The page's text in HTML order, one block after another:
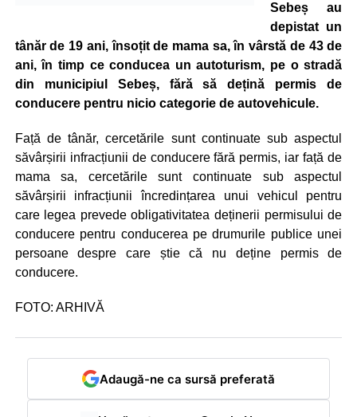
Sebeș au
depistat un
tânăr de 19 ani, însoțit de mama sa, în vârstă de 43 de
ani, în timp ce conducea un autoturism, pe o stradă
din municipiul Sebeș, fără să dețină permis de
conducere pentru nicio categorie de autovehicule.
Față de tânăr, cercetările sunt continuate sub aspectul
săvârșirii infracțiunii de conducere fără permis, iar față de
mama sa, cercetările sunt continuate sub aspectul
săvârșirii infracțiunii încredințarea unui vehicul pentru
care legea prevede obligativitatea deținerii permisului de
conducere pentru conducerea pe drumurile publice unei
persoane despre care știe că nu deține permis de
conducere.
FOTO: ARHIVĂ
Adaugă-ne ca sursă preferată